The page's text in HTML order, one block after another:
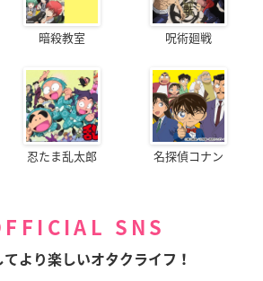
暗殺教室 呪術廻戦
忍たま乱太郎 名探偵コナン
SNS
てより楽しいオタクライフ！